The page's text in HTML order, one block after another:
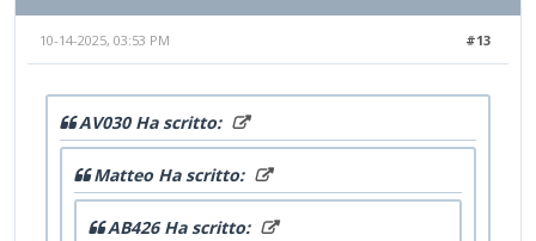
#13
10-14-2025, 03:53 PM
AV030 Ha scritto:
Matteo Ha scritto:
AB426 Ha scritto: